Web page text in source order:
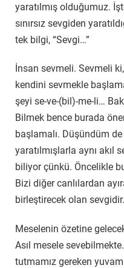
yaratılmış olduğumuz.
sınırsız sevgiden
tek bilgi, “Sevgi…”
İnsan sevmeli. Sevmeli
kendini sevmekle
şeyi se-ve-(bil)-me-li…
Bilmek bence burada
başlamalı. Düşündüm
yaratılmışlarla aynı
biliyor çünkü. Öncelikle
Bizi diğer canlılardan
birleştirecek olan
Meselenin özetine
Asıl mesele
tutmamız gereken